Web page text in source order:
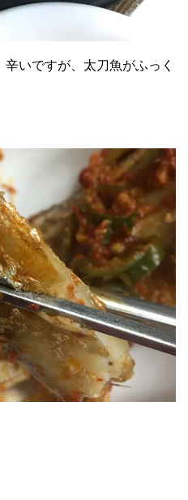
いですが、太刀魚がふっく